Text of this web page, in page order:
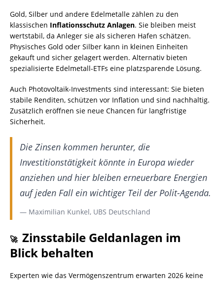
Gold, Silber und andere Edelmetalle zählen zu den
klassischen Inflationsschutz Anlagen. Sie bleiben meist
wertstabil, da Anleger sie als sicheren Hafen schätzen.
Physisches Gold oder Silber kann in kleinen Einheiten
gekauft und sicher gelagert werden. Alternativ bieten
spezialisierte Edelmetall-ETFs eine platzsparende Lösung.
Auch Photovoltaik-Investments sind interessant: Sie bieten
stabile Renditen, schützen vor Inflation und sind nachhaltig.
Zusätzlich eröffnen sie neue Chancen für langfristige
Sicherheit.
Die Zinsen kommen herunter, die
Investitionstätigkeit könnte in Europa wieder
anziehen und hier bleiben erneuerbare Energien
auf jeden Fall ein wichtiger Teil der Polit-Agenda.
— Maximilian Kunkel, UBS Deutschland
🚀 Zinsstabile Geldanlagen im
Blick behalten
Experten wie das Vermögenszentrum erwarten 2026 keine